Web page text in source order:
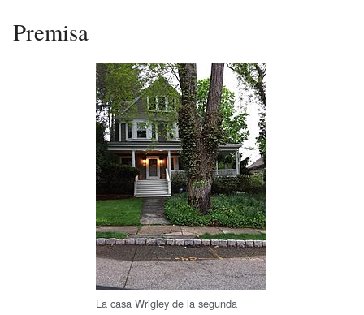
Premisa
La casa Wrigley de la segunda